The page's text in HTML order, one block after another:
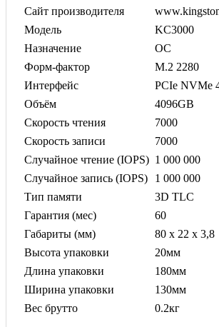
Сайт производителя
Модель
KC3000
Назначение
ОС
Форм-фактор
M.2 2280
Интерфейс
PCIe NVMe
Объём
4096GB
Скорость чтения
7000
Скорость записи
7000
Случайное чтение (IOPS) 1 000 000
Случайное запись (IOPS)
1 000 000
Тип памяти
3D TLC
Гарантия (мес)
60
Габариты (мм)
80 x 22 x 3,8
Высота упаковки
20мм
Длина упаковки
180мм
Ширина упаковки
130мм
Вес брутто
0.2кг